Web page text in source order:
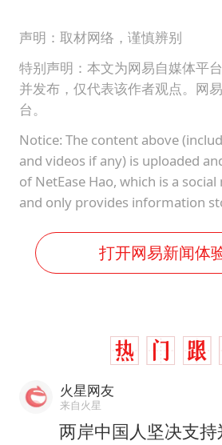
声明：取材网络，谨慎辨别
特别声明：本文为网易自媒体平
并发布，仅代表该作者观点。网
台。
Notice: The content above
and videos if any) is uploaded
of NetEase Hao, which is a
and only provides information
打开网易新闻体
火星网友
来自火星
两岸中国人坚决支